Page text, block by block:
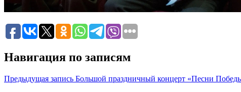
Навигация по записям
Предыдущая запись Большой праздничный концерт «Песни